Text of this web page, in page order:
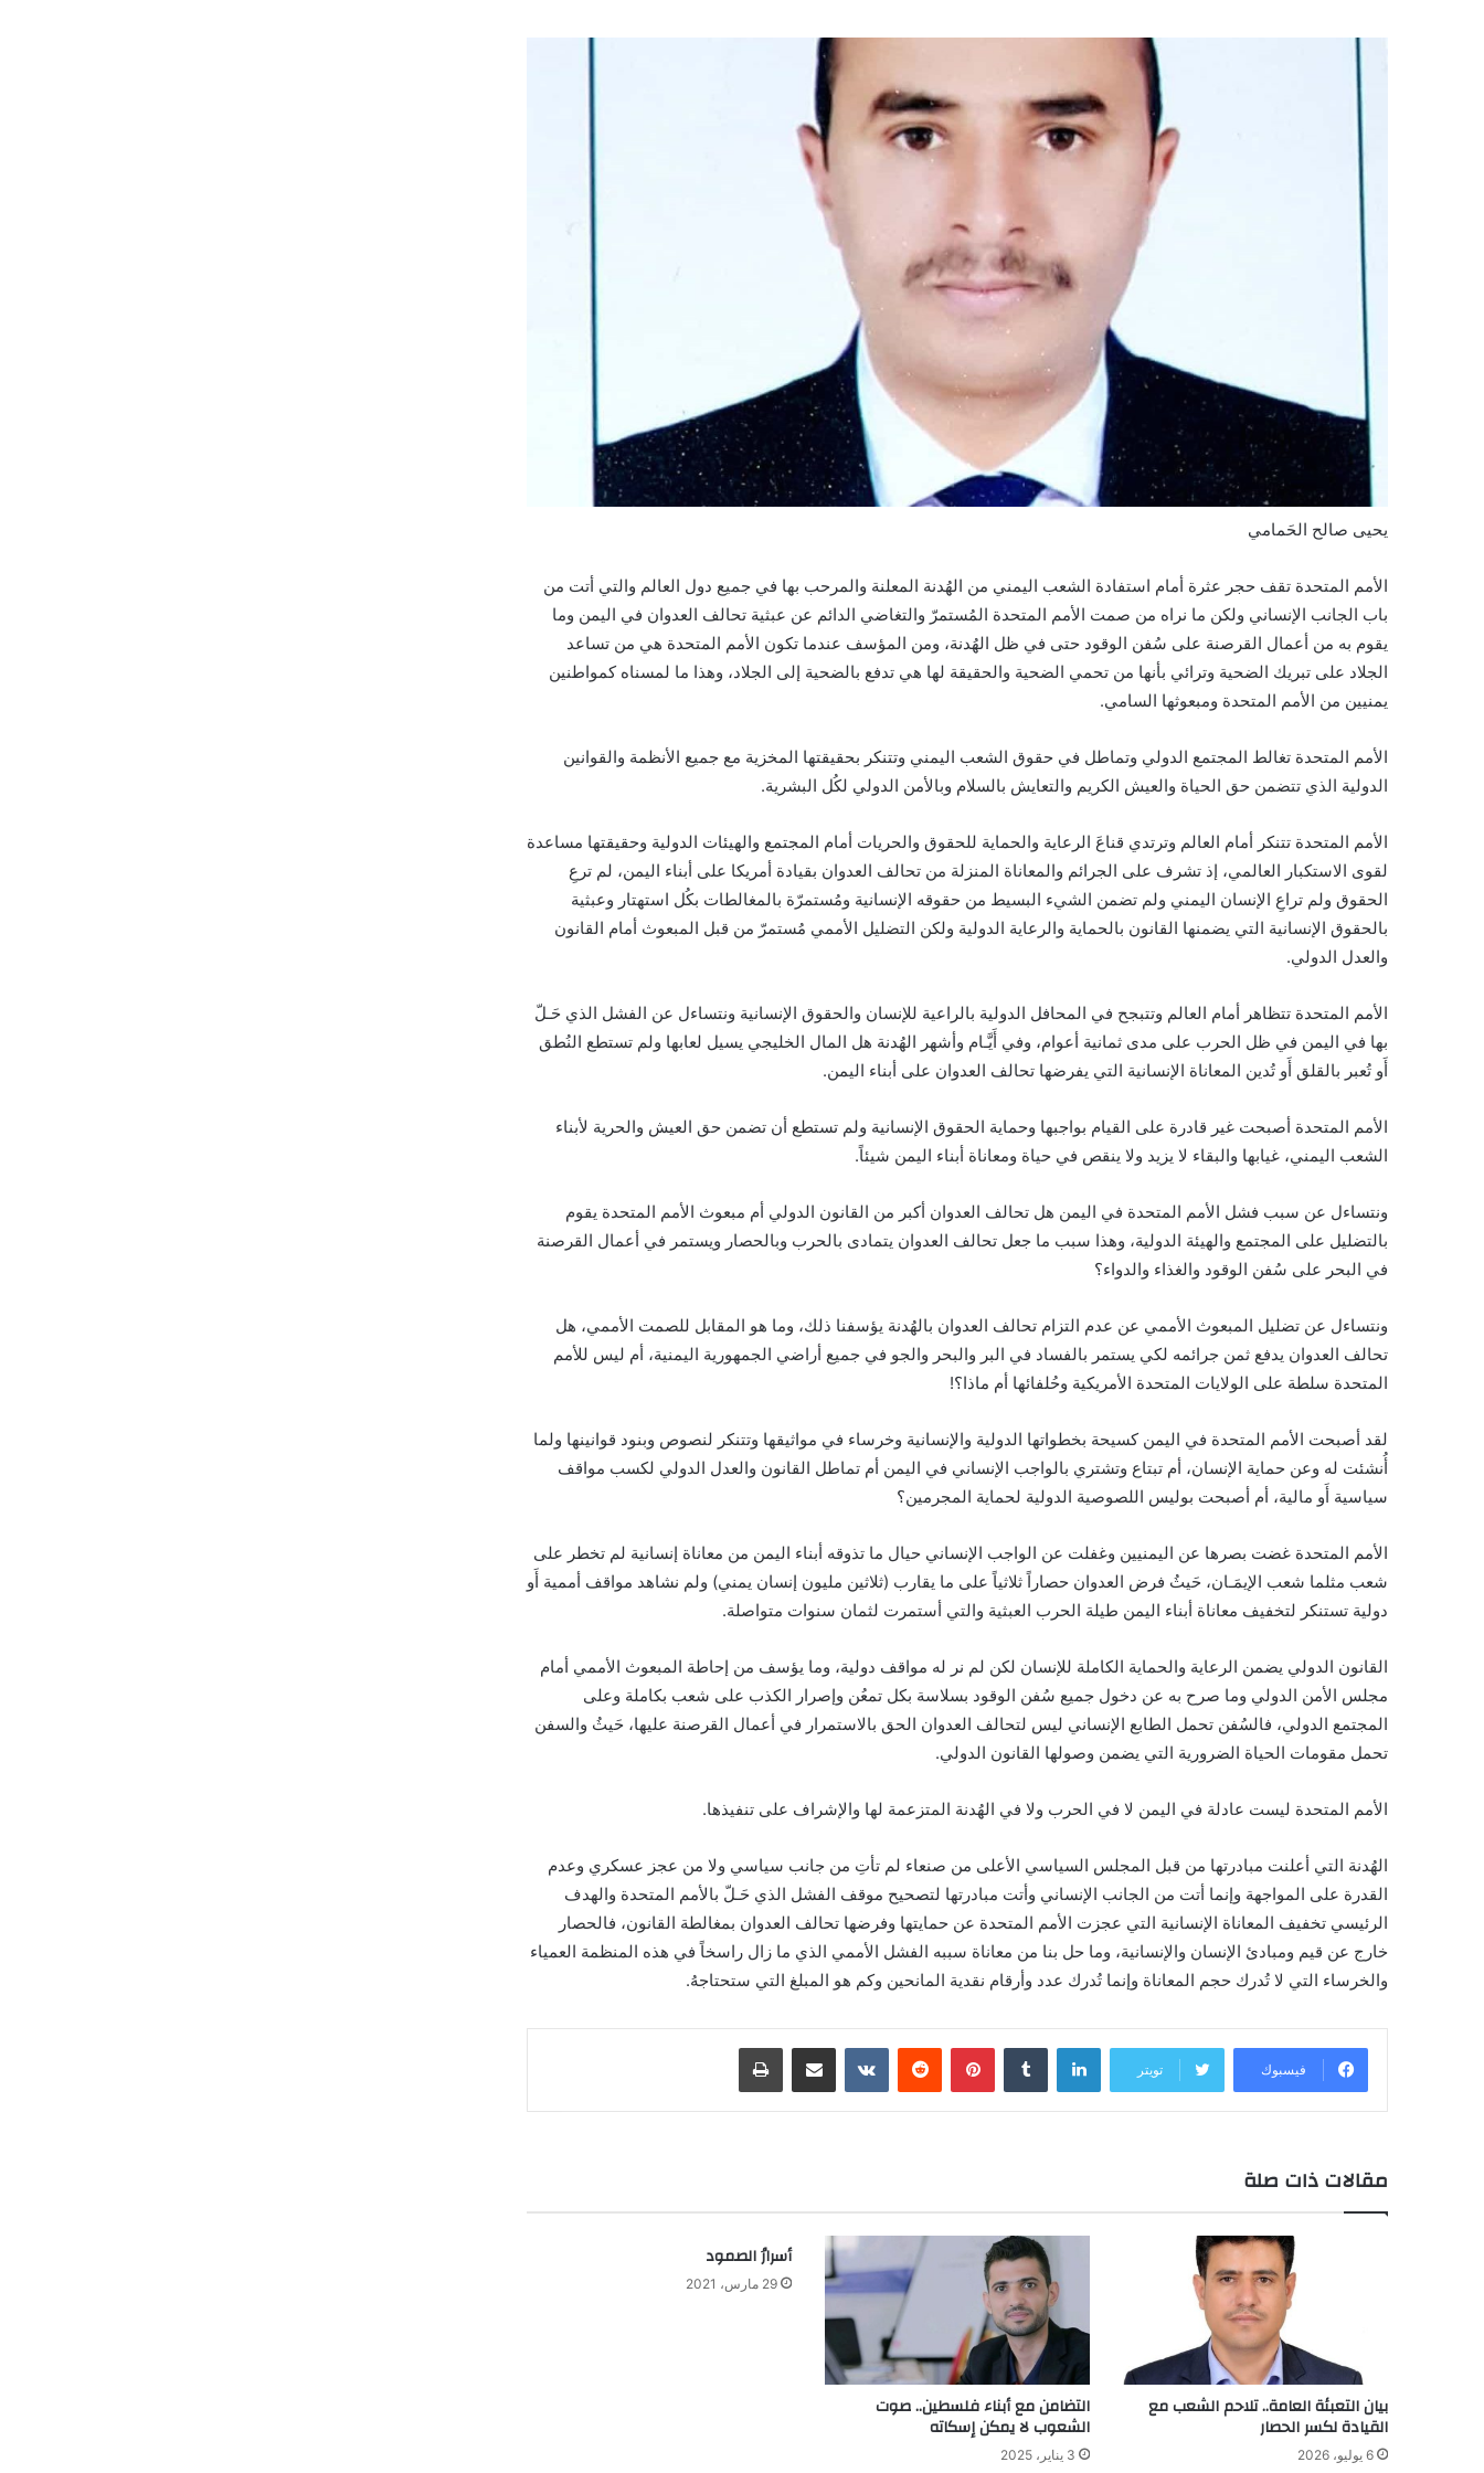
يحيى صالح الحَمامي
الأمم المتحدة تقف حجر عثرة أمام استفادة الشعب اليمني من الهُدنة المعلنة والمرحب بها في جميع دول العالم والتي أتت من
باب الجانب الإنساني ولكن ما نراه من صمت الأمم المتحدة المُستمرّ والتغاضي الدائم عن عبثية تحالف العدوان في اليمن وما
يقوم به من أعمال القرصنة على سُفن الوقود حتى في ظل الهُدنة، ومن المؤسف عندما تكون الأمم المتحدة هي من تساعد
الجلاد على تبريك الضحية وترائي بأنها من تحمي الضحية والحقيقة لها هي تدفع بالضحية إلى الجلاد، وهذا ما لمسناه كمواطنين
يمنيين من الأمم المتحدة ومبعوثها السامي.
الأمم المتحدة تغالط المجتمع الدولي وتماطل في حقوق الشعب اليمني وتتنكر بحقيقتها المخزية مع جميع الأنظمة والقوانين
الدولية الذي تتضمن حق الحياة والعيش الكريم والتعايش بالسلام وبالأمن الدولي لكُل البشرية.
الأمم المتحدة تتنكر أمام العالم وترتدي قناعَ الرعاية والحماية للحقوق والحريات أمام المجتمع والهيئات الدولية وحقيقتها مساعدة
لقوى الاستكبار العالمي، إذ تشرف على الجرائم والمعاناة المنزلة من تحالف العدوان بقيادة أمريكا على أبناء اليمن، لم ترعِ
الحقوق ولم تراعِ الإنسان اليمني ولم تضمن الشيء البسيط من حقوقه الإنسانية ومُستمرّة بالمغالطات بكُل استهتار وعبثية
بالحقوق الإنسانية التي يضمنها القانون بالحماية والرعاية الدولية ولكن التضليل الأممي مُستمرّ من قبل المبعوث أمام القانون
والعدل الدولي.
الأمم المتحدة تتظاهر أمام العالم وتتبجح في المحافل الدولية بالراعية للإنسان والحقوق الإنسانية ونتساءل عن الفشل الذي حَـلّ
بها في اليمن في ظل الحرب على مدى ثمانية أعوام، وفي أَيَّـام وأشهر الهُدنة هل المال الخليجي يسيل لعابها ولم تستطع النُطق
أَو تُعبر بالقلق أَو تُدين المعاناة الإنسانية التي يفرضها تحالف العدوان على أبناء اليمن.
الأمم المتحدة أصبحت غير قادرة على القيام بواجبها وحماية الحقوق الإنسانية ولم تستطع أن تضمن حق العيش والحرية لأبناء
الشعب اليمني، غيابها والبقاء لا يزيد ولا ينقص في حياة ومعاناة أبناء اليمن شيئاً.
ونتساءل عن سبب فشل الأمم المتحدة في اليمن هل تحالف العدوان أكبر من القانون الدولي أم مبعوث الأمم المتحدة يقوم
بالتضليل على المجتمع والهيئة الدولية، وهذا سبب ما جعل تحالف العدوان يتمادى بالحرب وبالحصار ويستمر في أعمال القرصنة
في البحر على سُفن الوقود والغذاء والدواء؟
ونتساءل عن تضليل المبعوث الأممي عن عدم التزام تحالف العدوان بالهُدنة يؤسفنا ذلك، وما هو المقابل للصمت الأممي، هل
تحالف العدوان يدفع ثمن جرائمه لكي يستمر بالفساد في البر والبحر والجو في جميع أراضي الجمهورية اليمنية، أم ليس للأمم
المتحدة سلطة على الولايات المتحدة الأمريكية وحُلفائها أم ماذا؟!
لقد أصبحت الأمم المتحدة في اليمن كسيحة بخطواتها الدولية والإنسانية وخرساء في مواثيقها وتتنكر لنصوص وبنود قوانينها ولما
أُنشئت له وعن حماية الإنسان، أم تبتاع وتشتري بالواجب الإنساني في اليمن أم تماطل القانون والعدل الدولي لكسب مواقف
سياسية أَو مالية، أم أصبحت بوليس اللصوصية الدولية لحماية المجرمين؟
الأمم المتحدة غضت بصرها عن اليمنيين وغفلت عن الواجب الإنساني حيال ما تذوقه أبناء اليمن من معاناة إنسانية لم تخطر على
شعب مثلما شعب الإيمَـان، حَيثُ فرض العدوان حصاراً ثلاثياً على ما يقارب (ثلاثين مليون إنسان يمني) ولم نشاهد مواقف أممية أَو
دولية تستنكر لتخفيف معاناة أبناء اليمن طيلة الحرب العبثية والتي أستمرت لثمان سنوات متواصلة.
القانون الدولي يضمن الرعاية والحماية الكاملة للإنسان لكن لم نر له مواقف دولية، وما يؤسف من إحاطة المبعوث الأممي أمام
مجلس الأمن الدولي وما صرح به عن دخول جميع سُفن الوقود بسلاسة بكل تمعُن وإصرار الكذب على شعب بكاملة وعلى
المجتمع الدولي، فالسُفن تحمل الطابع الإنساني ليس لتحالف العدوان الحق بالاستمرار في أعمال القرصنة عليها، حَيثُ والسفن
تحمل مقومات الحياة الضرورية التي يضمن وصولها القانون الدولي.
الأمم المتحدة ليست عادلة في اليمن لا في الحرب ولا في الهُدنة المتزعمة لها والإشراف على تنفيذها.
الهُدنة التي أعلنت مبادرتها من قبل المجلس السياسي الأعلى من صنعاء لم تأتِ من جانب سياسي ولا من عجز عسكري وعدم
القدرة على المواجهة وإنما أتت من الجانب الإنساني وأتت مبادرتها لتصحيح موقف الفشل الذي حَـلّ بالأمم المتحدة والهدف
الرئيسي تخفيف المعاناة الإنسانية التي عجزت الأمم المتحدة عن حمايتها وفرضها تحالف العدوان بمغالطة القانون، فالحصار
خارج عن قيم ومبادئ الإنسان والإنسانية، وما حل بنا من معاناة سببه الفشل الأممي الذي ما زال راسخاً في هذه المنظمة العمياء
والخرساء التي لا تُدرك حجم المعاناة وإنما تُدرك عدد وأرقام نقدية المانحين وكم هو المبلغ التي ستحتاجهُ.
فيسبوك تويتر
لينكدإن بينتيريست
مقالات ذات صلة
بيان التعبئة العامة.. تلاحم الشعب مع
القيادة لكسر الحصار
6 يوليو، 2026
التضامن مع أبناء فلسطين.. صوت
الشعوب لا يمكن إسكاته
3 يناير، 2025
أسرارُ الصمود
29 مارس، 2021